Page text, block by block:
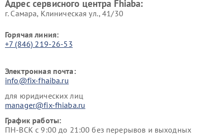
Адрес сервисного центра Fhiaba:
г. Самара, Клиническая ул., 41/30
Горячая линия:
+7 (846) 219-26-53
Электронная почта:
info@fix-fhaiba.ru
для юридических лиц
manager@fix-fhiaba.ru
График работы:
ПН-ВСК с 9:00 до 21:00 без перерывов и выходных